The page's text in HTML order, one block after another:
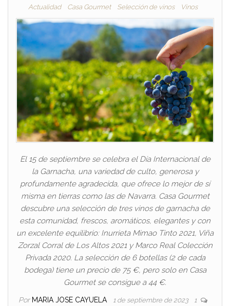
Actualidad Casa Gourmet Selección de vinos Vinos
El 15 de septiembre se celebra el Día Internacional de
la Garnacha, una variedad de culto, generosa y
profundamente agradecida, que ofrece lo mejor de sí
misma en tierras como las de Navarra. Casa Gourmet
descubre una selección de tres vinos de garnacha de
esta comunidad, frescos, aromáticos, elegantes y con
un excelente equilibrio: Inurrieta Mimao Tinto 2021, Viña
Zorzal Corral de Los Altos 2021 y Marco Real Colección
Privada 2020. La selección de 6 botellas (2 de cada
bodega) tiene un precio de 75 €, pero solo en Casa
Gourmet se consigue a 44 €.
Por MARIA JOSE CAYUELA 1 de septiembre de 2023 1